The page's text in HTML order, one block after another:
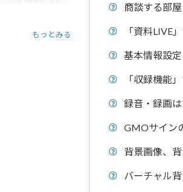
もっとみる
商談する部
「資料LIVE
基本情報設
「収録機能
録音・録画
GMOサイン
背景画像、
バーチャル